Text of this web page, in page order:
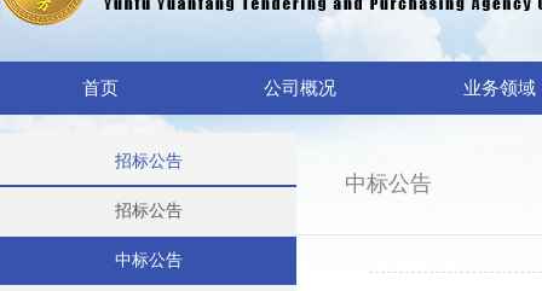
首页 公司概况 业务领域
招标公告
招标公告
中标公告
中标公告